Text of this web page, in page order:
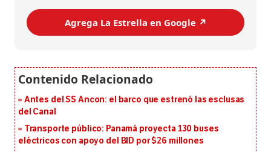
Agrega La Estrella en Google ↗️
Antes del SS Ancon: el barco que estrenó las esclusas
del Canal
Transporte público: Panamá proyecta 130 buses
eléctricos con apoyo del BID por $26 millones